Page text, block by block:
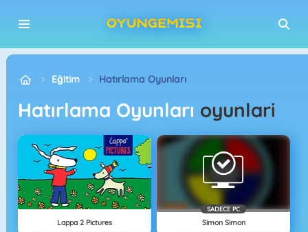
Eğitim Hatırlama Oyunları
Hatırlama Oyunları oyunlari
Lappa 2 Pictures
SADECE PC
Simon Simon